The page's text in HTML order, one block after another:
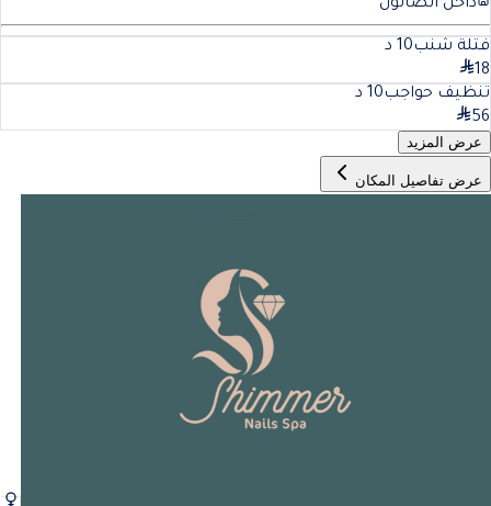
داخل الصالون
فتلة شنب10 د
18
تنظيف حواجب10 د
56
عرض المزيد
عرض تفاصيل المكان